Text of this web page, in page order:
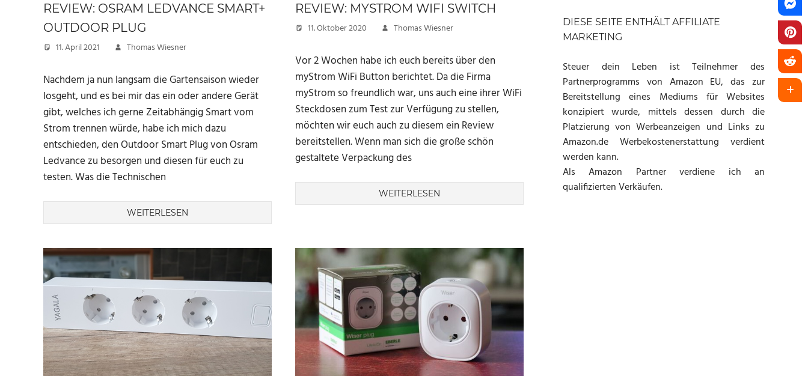
REVIEW: OSRAM LEDVANCE SMART+
OUTDOOR PLUG
11. April 2021 Thomas Wiesner
Nachdem ja nun langsam die Gartensaison wieder
losgeht, und es bei mir das ein oder andere Gerät
gibt, welches ich gerne Zeitabhängig Smart vom
Strom trennen würde, habe ich mich dazu
entschieden, den Outdoor Smart Plug von Osram
Ledvance zu besorgen und diesen für euch zu
testen. Was die Technischen
WEITERLESEN
REVIEW: MYSTROM WIFI SWITCH
11. Oktober 2020 Thomas Wiesner
Vor 2 Wochen habe ich euch bereits über den
myStrom WiFi Button berichtet. Da die Firma
myStrom so freundlich war, uns auch eine ihrer WiFi
Steckdosen zum Test zur Verfügung zu stellen,
möchten wir euch auch zu diesem ein Review
bereitstellen. Wenn man sich die große schön
gestaltete Verpackung des
WEITERLESEN
DIESE SEITE ENTHÄLT AFFILIATE
MARKETING
Steuer dein Leben ist Teilnehmer des
Partnerprogramms von Amazon EU, das zur
Bereitstellung eines Mediums für Websites
konzipiert wurde, mittels dessen durch die
Platzierung von Werbeanzeigen und Links zu
Amazon.de Werbekostenerstattung verdient
werden kann.
Als Amazon Partner verdiene ich an
qualifizierten Verkäufen.